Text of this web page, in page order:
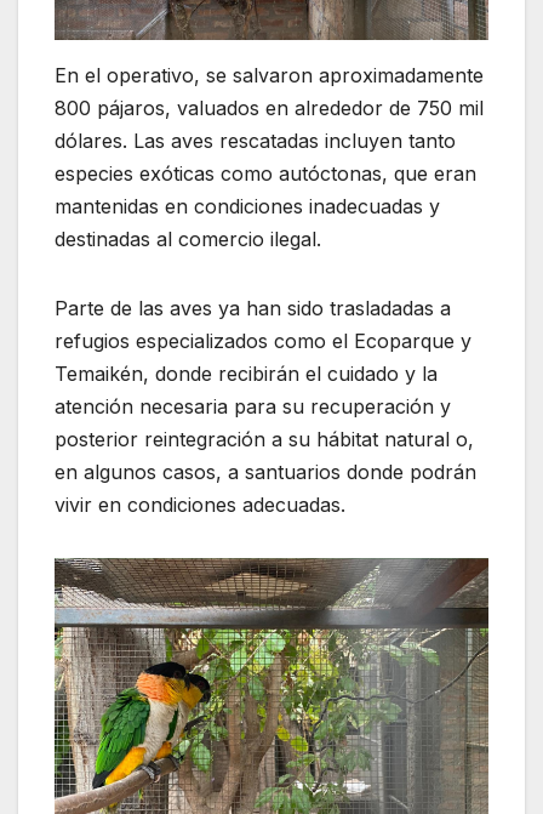
En el operativo, se salvaron aproximadamente
800 pájaros, valuados en alrededor de 750 mil
dólares. Las aves rescatadas incluyen tanto
especies exóticas como autóctonas, que eran
mantenidas en condiciones inadecuadas y
destinadas al comercio ilegal.
Parte de las aves ya han sido trasladadas a
refugios especializados como el Ecoparque y
Temaikén, donde recibirán el cuidado y la
atención necesaria para su recuperación y
posterior reintegración a su hábitat natural o,
en algunos casos, a santuarios donde podrán
vivir en condiciones adecuadas.